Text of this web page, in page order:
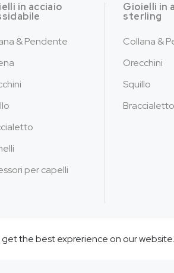
in acciaio
& Pendente
per capelli
Gioielli in
sterling
Collana &
Orecchini
Squillo
Braccialetto
Copyright ©
the best exprerience on our website.